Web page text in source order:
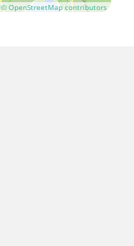
© OpenStreetMap contributors